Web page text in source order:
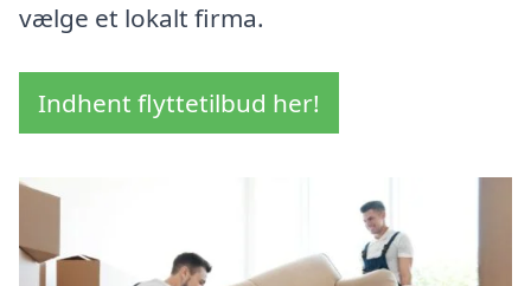
vælge et lokalt firma.
Indhent flyttetilbud her!